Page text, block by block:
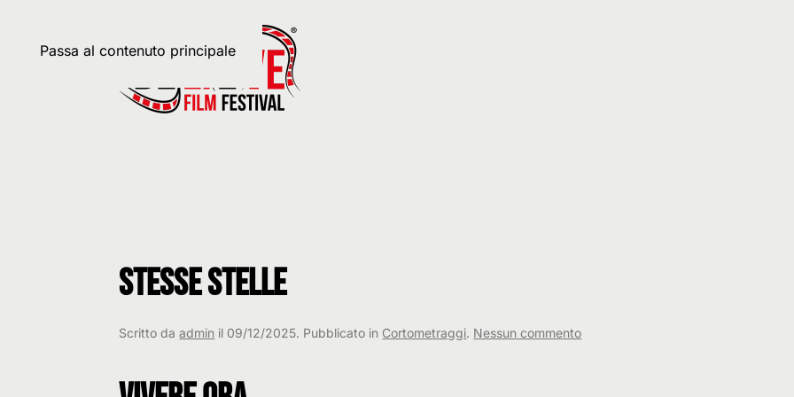
Passa al contenuto principale
Stesse stelle
Scritto daadmin il 09/12/2025. Pubblicato in Cortometraggi. Nessun commentosu